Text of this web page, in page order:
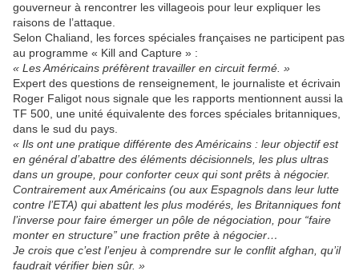
gouverneur à rencontrer les villageois pour leur expliquer les
raisons de l’attaque.
Selon Chaliand, les forces spéciales françaises ne participent pas
au programme « Kill and Capture » :
« Les Américains préfèrent travailler en circuit fermé. »
Expert des questions de renseignement, le journaliste et écrivain
Roger Faligot nous signale que les rapports mentionnent aussi la
TF 500, une unité équivalente des forces spéciales britanniques,
dans le sud du pays.
« Ils ont une pratique différente des Américains : leur objectif est
en général d’abattre des éléments décisionnels, les plus ultras
dans un groupe, pour conforter ceux qui sont prêts à négocier.
Contrairement aux Américains (ou aux Espagnols dans leur lutte
contre l’ETA) qui abattent les plus modérés, les Britanniques font
l’inverse pour faire émerger un pôle de négociation, pour “faire
monter en structure” une fraction prête à négocier…
Je crois que c’est l’enjeu à comprendre sur le conflit afghan, qu’il
faudrait vérifier bien sûr. »